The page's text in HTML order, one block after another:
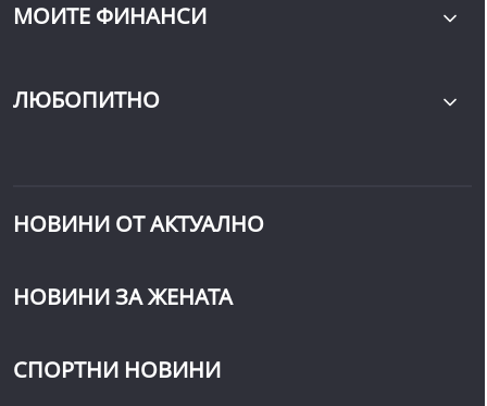
МОИТЕ ФИНАНСИ
ЛЮБОПИТНО
НОВИНИ ОТ АКТУАЛНО
НОВИНИ ЗА ЖЕНАТА
СПОРТНИ НОВИНИ